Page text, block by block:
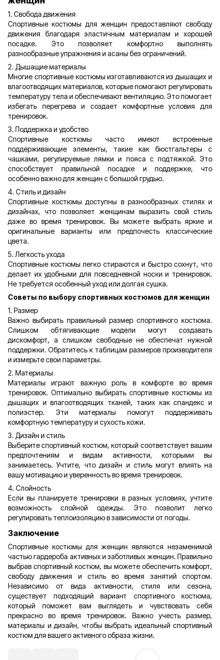
1. Свобода движения
Спортивные костюмы для женщин предоставляют свободу
движения благодаря эластичным материалам и хорошей
посадке. Это позволяет комфортно выполнять
разнообразные упражнения и асаны без ограничений.
2. Дышащие материалы
Многие спортивные костюмы изготавливаются из дышащих и
влагоотводящих материалов, которые помогают регулировать
температуру тела и обеспечивают вентиляцию. Это помогает
избегать перегрева и создает комфортные условия для
тренировок.
3. Поддержка и удобство
Спортивные костюмы часто имеют встроенные
поддерживающие элементы, такие как бюстгальтеры с
чашками, регулируемые лямки и пояса с подтяжкой. Это
способствует правильной посадке и поддержке, что
особенно важно для женщин с большой грудью.
4. Стиль и дизайн
Спортивные костюмы доступны в разнообразных стилях и
дизайнах, что позволяет женщинам выразить свой стиль
даже во время тренировок. Вы можете выбрать яркие и
оригинальные варианты или предпочесть классические
цвета.
5. Легкость ухода
Спортивные костюмы легко стираются и быстро сохнут, что
делает их удобными для повседневной носки и тренировок.
Не требуется особенный уход или долгая сушка.
Советы по выбору спортивных костюмов для женщин
1. Размер
Важно выбирать правильный размер спортивного костюма.
Слишком обтягивающие модели могут создавать
дискомфорт, а слишком свободные не обеспечат нужной
поддержки. Обратитесь к таблицам размеров производителя
и измерьте свои параметры.
2. Материалы
Материалы играют важную роль в комфорте во время
тренировок. Оптимально выбирать спортивные костюмы из
дышащих и влагоотводящих тканей, таких как спандекс и
полиэстер. Эти материалы помогут поддерживать
комфортную температуру и сухость кожи.
3. Дизайн и стиль
Выберите спортивный костюм, который соответствует вашим
предпочтениям и видам активности, которыми вы
занимаетесь. Учтите, что дизайн и стиль могут влиять на
вашу мотивацию и уверенность во время тренировок.
4. Слойность
Если вы планируете тренировки в разных условиях, учтите
возможность слойной одежды. Это позволит легко
регулировать теплоизоляцию в зависимости от погоды.
Заключение
Спортивные костюмы для женщин являются незаменимой
частью гардероба активных и заботливых женщин. Правильно
выбрав спортивный костюм, вы можете обеспечить комфорт,
свободу движения и стиль во время занятий спортом.
Независимо от вида активности, стиля или сезона,
существует подходящий вариант спортивного костюма,
который поможет вам выглядеть и чувствовать себя
прекрасно во время тренировок. Важно учесть размер,
материалы и дизайн, чтобы выбрать идеальный спортивный
костюм для вашего активного образа жизни.